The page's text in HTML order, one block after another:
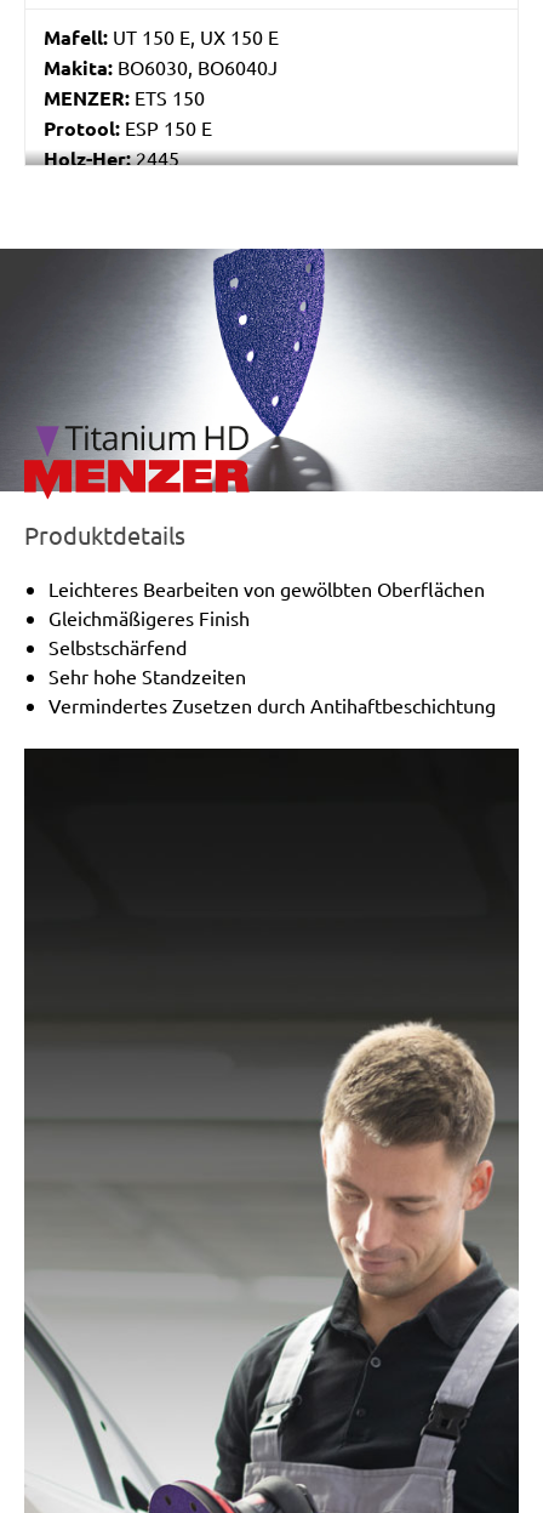
Mafell: UT 150 E, UX 150 E
Makita: BO6030, BO6040J
MENZER: ETS 150
Protool: ESP 150 E
Holz-Her:2445
150/3 EQ, ETS 150/3 EQ-C, ETS 150/3 EQ-Plus, ETS
150/5 EQ, ETS 150/5 EQ-C, ETS 150/5 EQ-Plus, ETS
150/S EQ-E, LEX 150, LEX 3 150/3, RO 150, RO 150
E, RO 150 FEQ, RO 150 FEQ-Plus, RO 2 E-Plus, WTS
150/7 E, WTS 150/7 E-Plus
/marketing/parallax/menzer/parallax_logos/
Produktdetails
Leichteres Bearbeiten von gewölbten Oberflächen
Gleichmäßigeres Finish
Selbstschärfend
Sehr hohe Standzeiten
Vermindertes Zusetzen durch Antihaftbeschichtung